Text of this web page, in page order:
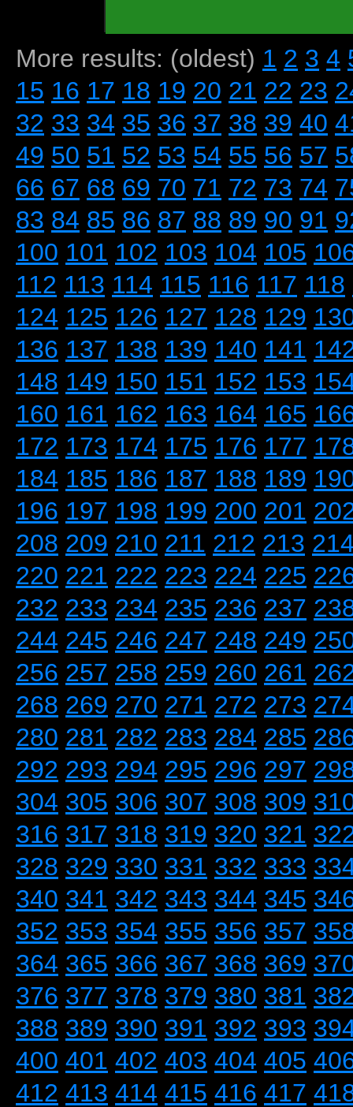
More results: (oldest) 1 2 3 4
15 16 17 18 19 20 21 22 23
32 33 34 35 36 37 38 39 40
49 50 51 52 53 54 55 56 57
66 67 68 69 70 71 72 73 74
83 84 85 86 87 88 89 90 91
100 101 102 103 104 105
112 113 114 115 116 117 118
124 125 126 127 128 129
136 137 138 139 140 141
148 149 150 151 152 153
160 161 162 163 164 165
172 173 174 175 176 177
184 185 186 187 188 189
196 197 198 199 200 201
208 209 210 211 212 213
220 221 222 223 224 225
232 233 234 235 236 237
244 245 246 247 248 249
256 257 258 259 260 261
268 269 270 271 272 273
280 281 282 283 284 285
292 293 294 295 296 297
304 305 306 307 308 309
316 317 318 319 320 321
328 329 330 331 332 333
340 341 342 343 344 345
352 353 354 355 356 357
364 365 366 367 368 369
376 377 378 379 380 381
388 389 390 391 392 393
400 401 402 403 404 405
412 413 414 415 416 417